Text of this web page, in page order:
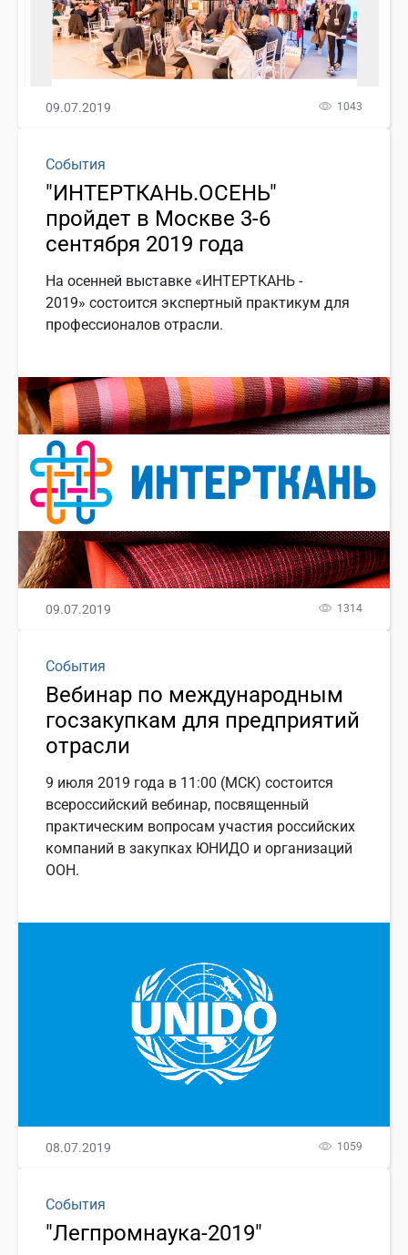
09.07.2019 1043
События
"ИНТЕРТКАНЬ.ОСЕНЬ"
пройдет в Москве 3-6
сентября 2019 года
На осенней выставке «ИНТЕРТКАНЬ -
2019» состоится экспертный практикум для
профессионалов отрасли.
09.07.2019 1314
События
Вебинар по международным
госзакупкам для предприятий
отрасли
9 июля 2019 года в 11:00 (МСК) состоится
всероссийский вебинар, посвященный
практическим вопросам участия российских
компаний в закупках ЮНИДО и организаций
ООН.
08.07.2019 1059
События
"Легпромнаука-2019"